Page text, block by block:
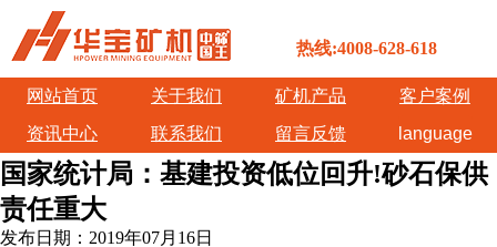
热线:4008-628-618
网站首页 关于我们 矿机产品
客户案例
资讯中心
联系我们 留言反馈 language
国家统计局：基建投资低位回升!砂石保供
责任重大
发布日期： 2019年07月16日